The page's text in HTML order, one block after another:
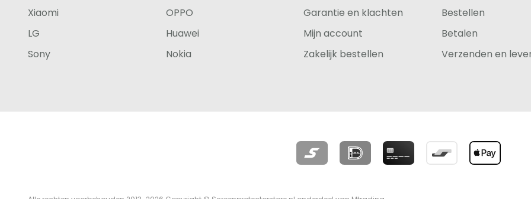
Xiaomi
OPPO
LG
Huawei
Sony
Nokia
Garantie en klachten
Bestellen
Mijn account
Betalen
Zakelijk bestellen
Verzenden en